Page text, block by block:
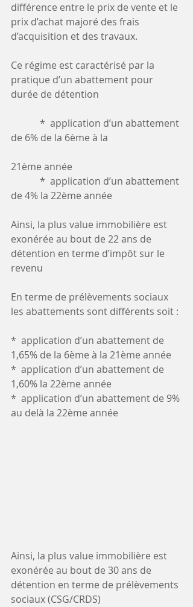
différence entre le prix de vente et le
prix d’achat majoré des frais
d’acquisition et des travaux.
Ce régime est caractérisé par la
pratique d’un abattement pour
durée de détention
de 6% de la 6ème à la
21ème année
de 4% la 22ème année
Ainsi, la plus value immobilière est
exonérée au bout de 22 ans de
détention en terme d’impôt sur le
revenu
En terme de prélèvements sociaux
les abattements sont différents soit :
*  application d’un abattement de
1,65% de la 6ème à la 21ème année
*  application d’un abattement de
1,60% la 22ème année
*  application d’un abattement de 9%
au delà la 22ème année
Ainsi, la plus value immobilière est
exonérée au bout de 30 ans de
détention en terme de prélèvements
sociaux (CSG/CRDS)